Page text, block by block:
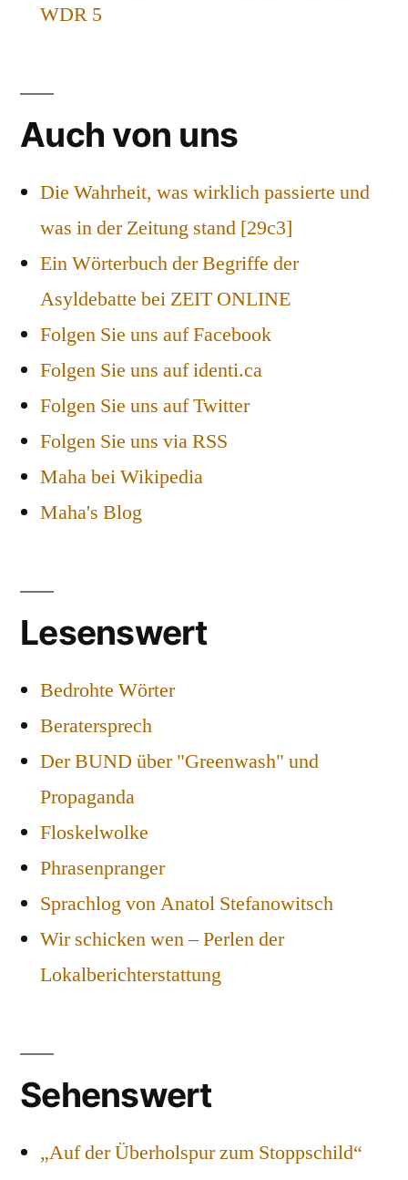
WDR 5
Auch von uns
Die Wahrheit, was wirklich passierte und
was in der Zeitung stand [29c3]
Ein Wörterbuch der Begriffe der
Asyldebatte bei ZEIT ONLINE
Folgen Sie uns auf Facebook
Folgen Sie uns auf identi.ca
Folgen Sie uns auf Twitter
Folgen Sie uns via RSS
Maha bei Wikipedia
Maha's Blog
Lesenswert
Bedrohte Wörter
Beratersprech
Der BUND über "Greenwash" und
Propaganda
Floskelwolke
Phrasenpranger
Sprachlog von Anatol Stefanowitsch
Wir schicken wen – Perlen der
Lokalberichterstattung
Sehenswert
„Auf der Überholspur zum Stoppschild“